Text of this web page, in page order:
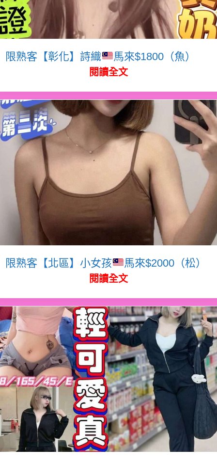
限熟客【彰化】詩織 馬來$1800（魚）
閱讀全文
限熟客【北區】小女孩 馬來$2000（松）
閱讀全文